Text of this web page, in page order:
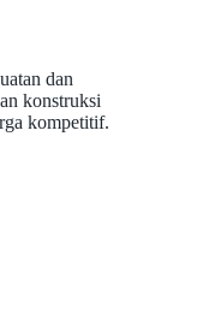
dan
konstruksi
kompetitif.